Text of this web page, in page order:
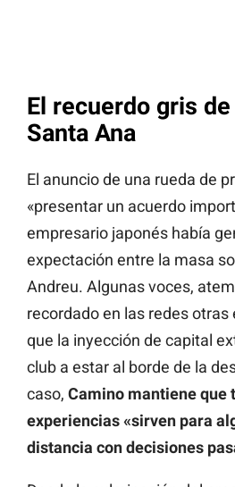
El recuerdo gris
Santa Ana
El anuncio de una rueda de
«presentar un acuerdo
empresario japonés había
expectación entre la masa
Andreu. Algunas voces,
recordado en las redes otras
que la inyección de capital
club a estar al borde de la
caso, Camino mantiene que
experiencias «sirven para
distancia con decisiones